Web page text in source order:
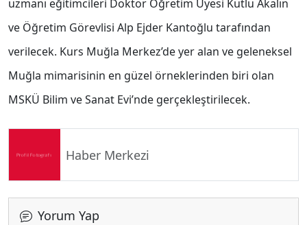
uzmanı eğitimcileri Doktor Öğretim Üyesi Kutlu Akalın
ve Öğretim Görevlisi Alp Ejder Kantoğlu tarafından
verilecek. Kurs Muğla Merkez’de yer alan ve geleneksel
Muğla mimarisinin en güzel örneklerinden biri olan
MSKÜ Bilim ve Sanat Evi’nde gerçekleştirilecek.
Haber Merkezi
Yorum Yap